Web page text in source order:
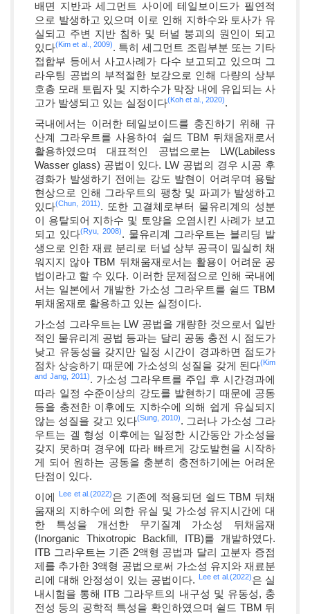
배면 지반과 세그먼트 사이에 테일보이드가 필연적
으로 발생하고 있으며 이로 인해 지하수와 토사가 유
실되고 주변 지반 침하 및 터널 붕괴의 원인이 되고
있다(Kim et al., 2009). 특히 세그먼트 조립부분 또는 기타
접합부 등에서 사고사례가 다수 보고되고 있으며 그
라우팅 공법의 부적절한 보강으로 인해 다량의 상부
호층 모래 토립자 및 지하수가 막장 내에 유입되는 사
고가 발생되고 있는 실정이다(Koh et al., 2020).
국내에서는 이러한 테일보이드를 충진하기 위해 규
산계 그라우트를 사용하여 쉴드 TBM 뒤채움재로서
활용하였으며 대표적인 공법으로는 LW(Labiless
Wasser glass) 공법이 있다. LW 공법의 경우 시공 후
경화가 발생하기 전에는 강도 발현이 어려우며 용탈
현상으로 인해 그라우트의 팽창 및 파괴가 발생하고
있다(Chun, 2011). 또한 고결체로부터 물유리계의 성분
이 용탈되어 지하수 및 토양을 오염시킨 사례가 보고
되고 있다(Ryu, 2008). 물유리계 그라우트는 블리딩 발
생으로 인한 재료 분리로 터널 상부 공극이 밀실히 채
워지지 않아 TBM 뒤채움재로서는 활용이 어려운 공
법이라고 할 수 있다. 이러한 문제점으로 인해 국내에
서는 일본에서 개발한 가소성 그라우트를 쉴드 TBM
뒤채움재로 활용하고 있는 실정이다.
가소성 그라우트는 LW 공법을 개량한 것으로서 일반
적인 물유리계 공법 등과는 달리 공동 충전 시 점도가
낮고 유동성을 갖지만 일정 시간이 경과하면 점도가
점차 상승하기 때문에 가소성의 성질을 갖게 된다(Kim
and Jang, 2011). 가소성 그라우트를 주입 후 시간경과에
따라 일정 수준이상의 강도를 발현하기 때문에 공동
등을 충전한 이후에도 지하수에 의해 쉽게 유실되지
않는 성질을 갖고 있다(Sung, 2010). 그러나 가소성 그라
우트는 겔 형성 이후에는 일정한 시간동안 가소성을
갖지 못하며 경우에 따라 빠르게 강도발현을 시작하
게 되어 원하는 공동을 충분히 충전하기에는 어려운
단점이 있다.
이에
Lee et al.(2022)은 기존에 적용되던 쉴드 TBM 뒤채
움재의 지하수에 의한 유실 및 가소성 유지시간에 대
한 특성을 개선한 무기질계 가소성 뒤채움재
(Inorganic Thixotropic Backfill, ITB)를 개발하였다.
ITB 그라우트는 기존 2액형 공법과 달리 고분자 증점
제를 추가한 3액형 공법으로써 가소성 유지와 재료분
리에 대해 안정성이 있는 공법이다.
Lee et al.(2022)은 실
내시험을 통해 ITB 그라우트의 내구성 및 유동성, 충
전성 등의 공학적 특성을 확인하였으며 쉴드 TBM 뒤